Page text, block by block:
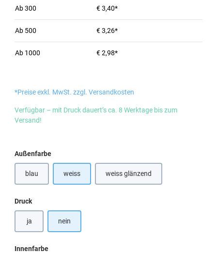
Ab300 € 3,40*
Ab 500 € 3,26*
Ab 1000 € 2,98*
*Preise exkl. MwSt. zzgl. Versandkosten
Verfügbar – mit Druck dauert’s ca. 8 Werktage bis zum
Versand!
Außenfarbeauswählen
blau(Diese Option ist zurzeit nicht verfügbar.)
weiss weiss glänzend(Diese Option ist zurzeit nicht
Druckauswählen
ja nein
Innenfarbeauswählen